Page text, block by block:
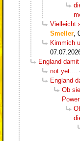
Vielleicht
Smeller
Kimmich
England
not yet....
England
Ob